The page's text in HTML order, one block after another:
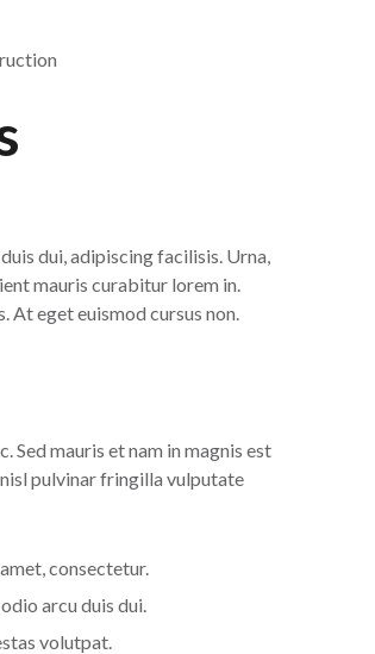
dui, adipiscing facilisis. Urna,
mauris curabitur lorem in.
At eget euismod cursus non.
Sed mauris et nam in magnis est
pulvinar fringilla vulputate
consectetur.
arcu duis dui.
volutpat.